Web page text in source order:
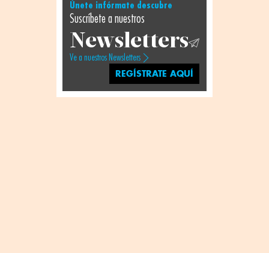
Únete infórmate descubre
Suscríbete a nuestros
Newsletters
Ve a nuestros Newsletters
REGÍSTRATE AQUÍ